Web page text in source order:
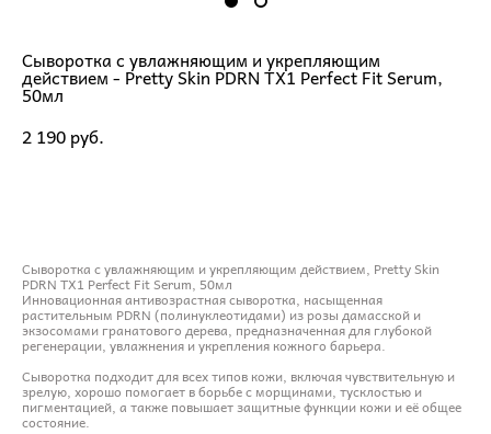
Сыворотка с увлажняющим и укрепляющим
действием - Pretty Skin PDRN TX1 Perfect Fit Serum,
50мл
2 190 pуб.
Сыворотка с увлажняющим и укрепляющим действием, Pretty Skin
PDRN TX1 Perfect Fit Serum, 50мл
Инновационная антивозрастная сыворотка, насыщенная
растительным PDRN (полинуклеотидами) из розы дамасской и
экзосомами гранатового дерева, предназначенная для глубокой
регенерации, увлажнения и укрепления кожного барьера.
Сыворотка подходит для всех типов кожи, включая чувствительную и
зрелую, хорошо помогает в борьбе с морщинами, тусклостью и
пигментацией, а также повышает защитные функции кожи и её общее
состояние.